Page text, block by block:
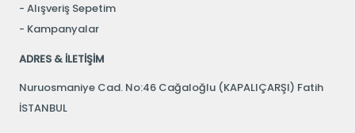
Alışveriş Sepetim
Kampanyalar
ADRES & İLETİŞİM
Nuruosmaniye Cad. No:46 Cağaloğlu (KAPALIÇARŞI) Fatih
İSTANBUL